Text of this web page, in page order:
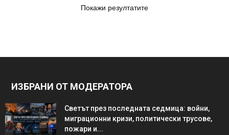
Покажи резултатите
ИЗБРАНИ ОТ МОДЕРАТОРА
Светът през последната седмица: войни,
миграционни кризи, политически трусове,
пожари и...